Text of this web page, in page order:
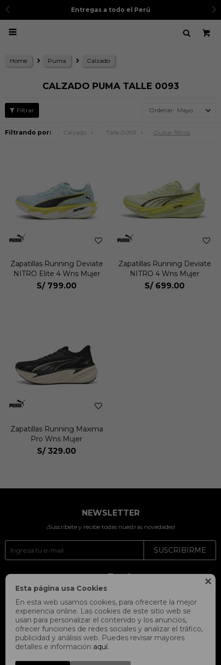

Esta página usa Cookies
En esta web usamos cookies, para ofrecerte la mejor
experiencia online. Las cookies de este sitio web se
usan para personalizar el contenido y los anuncios,
ofrecer funciones de redes sociales y analizar el tráfico,
publicidad y análisis web. Puedes revisar mayores
detalles e información aquí.
Entregas a todo el Perú

Home Puma Calzado
CALZADO PUMA TALLE 0093
Mayor precio
Filtrando por: Calzado Talle 0093 Quitar filtros
Zapatillas Running Deviate
NITRO Elite 4 Wns Mujer
S/ 799.00
Zapatillas Running Deviate
NITRO 4 Wns Mujer
S/ 699.00
Zapatillas Running Maxima
Pro Wns Mujer
S/ 329.00
NEWSLETTER
¡Suscríbete y recibe todas nuestras novedades!
SUSCRIBIRME